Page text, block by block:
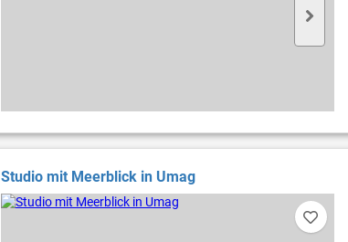
Studio mit Meerblick in Umag